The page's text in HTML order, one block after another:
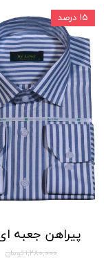
۱,۲۸۰,۰۰۰ تومان
۱۵ درصد